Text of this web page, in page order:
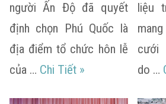
người Ấn Độ đã quyết
định chọn Phú Quốc là
địa điểm tổ chức hôn lễ
của … Chi Tiết Choáng ngợp
»
liệu
cưới
do …